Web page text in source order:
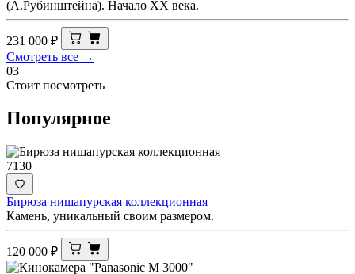
(А.Рубинштейна). Начало ХХ века.
231 000 ₽
Смотреть все →
03
Стоит посмотреть
Популярное
7130
Бирюза нишапурская коллекционная
Камень, уникальный своим размером.
120 000 ₽